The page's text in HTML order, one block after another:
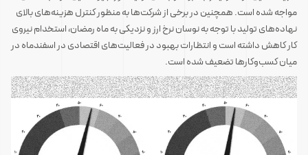
مواجه شده است. همچنین در برخی از شرکت‌ها به منظور کنترل هزینه‌های بالای
نهاده‌های تولید با توجه به نوسان نرخ ارز و نزدیکی به ماه رمضان، استخدام نیروی
کار کاهش داشته است و انتظارات بهبود در فعالیت‌های اقتصادی در اسفندماه در
میان کسب‌وکارها تضعیف شده است.